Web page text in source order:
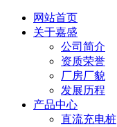
网站首页
关于嘉盛
公司简介
资质荣誉
厂房厂貌
发展历程
产品中心
直流充电桩